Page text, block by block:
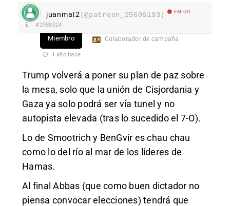
juanmat2 (@patreon_25606193) EM Off
#2988024
Miembro Colaborador de campaña
1 año hace
Trump volverá a poner su plan de paz sobre
la mesa, solo que la unión de Cisjordania y
Gaza ya solo podrá ser vía tunel y no
autopista elevada (tras lo sucedido el 7-O).
Lo de Smootrich y BenGvir es chau chau
como lo del río al mar de los líderes de
Hamas.
Al final Abbas (que como buen dictador no
piensa convocar elecciones) tendrá que